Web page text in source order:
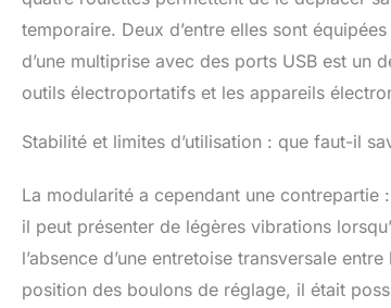
temporaire. Deux d’entre elles sont
d’une multiprise avec des ports USB est
outils électroportatifs et les appareils
Stabilité et limites d’utilisation : que faut-il
La modularité a cependant une contrepartie
il peut présenter de légères vibrations
l’absence d’une entretoise transversale
position des boulons de réglage, il était